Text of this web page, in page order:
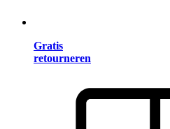
Gratis
retourneren